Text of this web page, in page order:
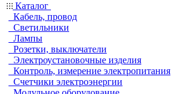
Каталог
Кабель, провод
Светильники
Лампы
Розетки, выключатели
Электроустановочные изделия
Контроль, измерение электропитания
Счетчики электроэнергии